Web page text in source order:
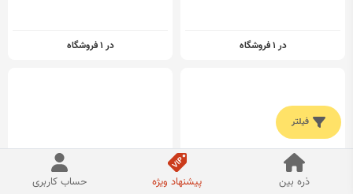
در 1 فروشگاه در 1 فروشگاه
فیلتر
ذره بین پیشنهاد ویژه حساب کاربری